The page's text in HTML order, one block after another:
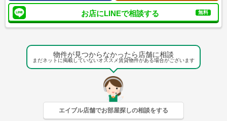
お店にLINEで相談する 無料
物件が見つからなかったら店舗に相談
まだネットに掲載していないオススメ賃貸物件がある場合がございます
エイブル店舗でお部屋探しの相談をする